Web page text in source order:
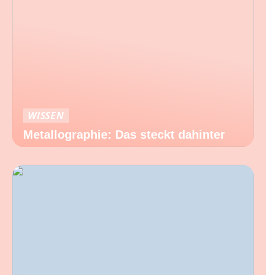
WISSEN
Metallographie: Das steckt dahinter